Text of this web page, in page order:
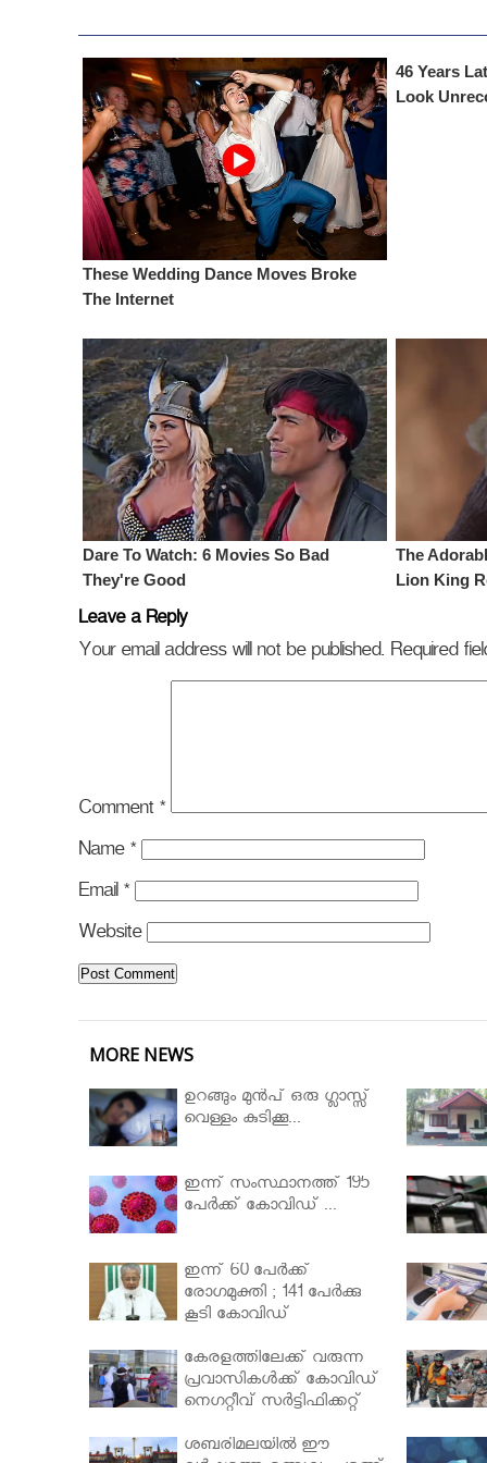
Leave a Reply
Your email address will not be published. Required
Comment *
Name *
Email *
Website
MORE NEWS
ഉറങ്ങും മുന്‍പ് ഒരു ഗ്ലാസ്സ്
വെള്ളം കുടിക്കൂ...
ഇന്ന് സംസ്ഥാനത്ത് 195
പേര്‍ക്ക് കോവിഡ് ...
ഇന്ന് 60 പേർക്ക്
രോഗമുക്തി ; 141 പേര്‍ക്കു
കൂടി കോവിഡ്
കേരളത്തിലേക്ക് വരുന്ന
പ്രവാസികള്‍ക്ക് കോവിഡ്
നെഗറ്റീവ് സര്‍ട്ടിഫിക്കറ്റ്
മന്ത്രിസഭ
ശബരിമലയില്‍ ഈ